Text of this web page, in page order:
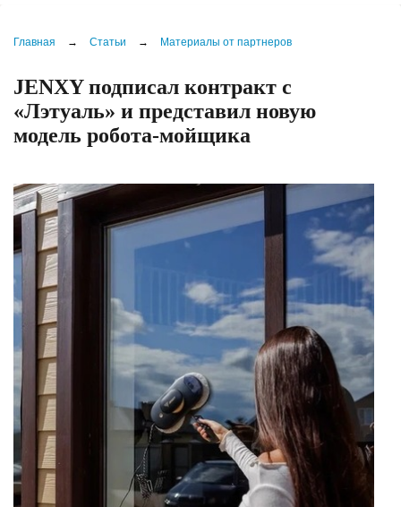
Главная → Статьи → Материалы от партнеров
JENXY подписал контракт с
«Лэтуаль» и представил новую
модель робота-мойщика